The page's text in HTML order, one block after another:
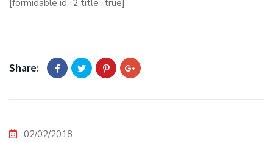
[formidable id=2 title=true]
Share:
02/02/2018